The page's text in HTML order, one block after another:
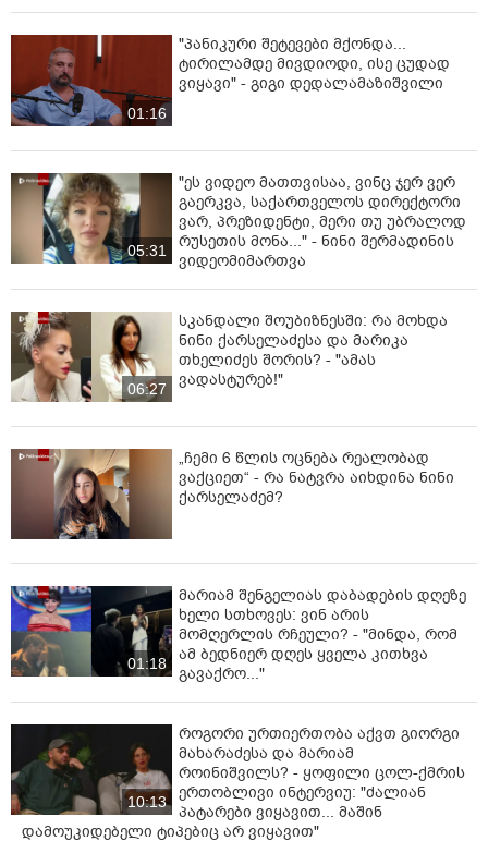
01:16
"პანიკური შეტევები მქონდა...
ტირილამდე მივდიოდი, ისე ცუდად
ვიყავი" - გიგი დედალამაზიშვილი
05:31
"ეს ვიდეო მათთვისაა, ვინც ჯერ ვერ
გაერკვა, საქართველოს დირექტორი
ვარ, პრეზიდენტი, მერი თუ უბრალოდ
რუსეთის მონა..." - ნინი შერმადინის
ვიდეომიმართვა
06:27
სკანდალი შოუბიზნესში: რა მოხდა
ნინი ქარსელაძესა და მარიკა
თხელიძეს შორის? - "ამას
ვადასტურებ!"
„ჩემი 6 წლის ოცნება რეალობად
ვაქციეთ“ - რა ნატვრა აიხდინა ნინი
ქარსელაძემ?
01:18
მარიამ შენგელიას დაბადების დღეზე
ხელი სთხოვეს: ვინ არის
მომღერლის რჩეული? - "მინდა, რომ
ამ ბედნიერ დღეს ყველა კითხვა
გავაქრო..."
10:13
როგორი ურთიერთობა აქვთ გიორგი
მახარაძესა და მარიამ
როინიშვილს? - ყოფილი ცოლ-ქმრის
ერთობლივი ინტერვიუ: "ძალიან
პატარები ვიყავით... მაშინ
დამოუკიდებელი ტიპებიც არ ვიყავით"